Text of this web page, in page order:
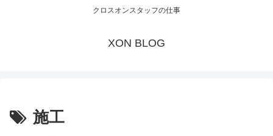
クロスオンスタッフの仕事
XON BLOG
施工